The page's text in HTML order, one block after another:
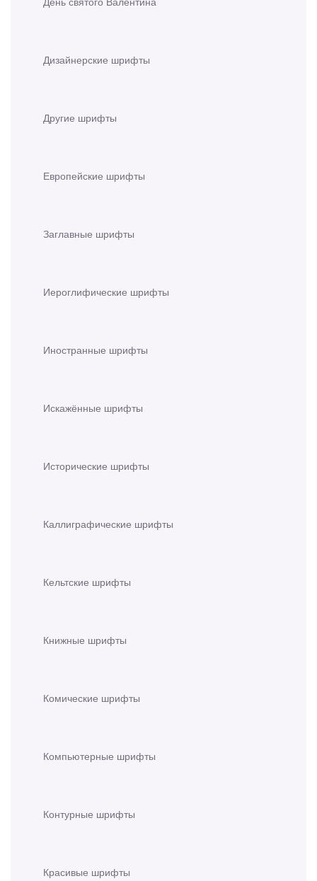
Дизайнерские шрифты
Другие шрифты
Европейские шрифты
Заглавные шрифты
Иероглифические шрифты
Иностранные шрифты
Искажённые шрифты
Исторические шрифты
Каллиграфические шрифты
Кельтские шрифты
Книжные шрифты
Комические шрифты
Компьютерные шрифты
Контурные шрифты
Красивые шрифты